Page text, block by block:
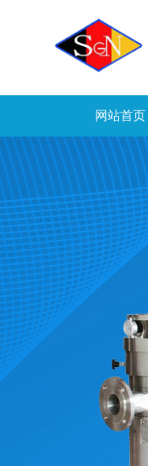
网站首页